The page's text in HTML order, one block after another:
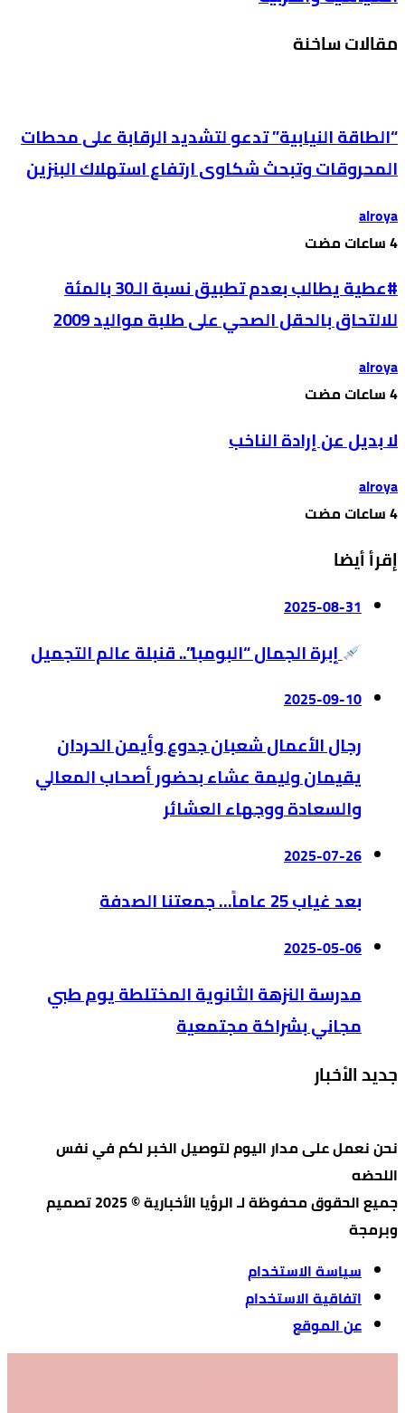
مقالات ساخنة
“الطاقة النيابية” تدعو لتشديد الرقابة على محطات
المحروقات وتبحث شكاوى ارتفاع استهلاك البنزين
alroya
#عطية يطالب بعدم تطبيق نسبة الـ30 بالمئة
للالتحاق بالحقل الصحي على طلبة مواليد 2009
alroya
لا بديل عن إرادة الناخب
alroya
إقرأ أيضا
2025-08-31
إبرة الجمال “البومبا”.. قنبلة عالم التجميل
2025-09-10
رجال الأعمال شعبان جدوع وأيمن الحردان
يقيمان وليمة عشاء بحضور أصحاب المعالي
والسعادة ووجهاء العشائر
2025-07-26
بعد غياب 25 عاماً… جمعتنا الصدفة
2025-05-06
مدرسة النزهة الثانوية المختلطة يوم طبي
مجاني بشراكة مجتمعية
جديد الأخبار
نحن نعمل على مدار اليوم لتوصيل الخبر لكم في نفس
اللحضه
جميع الحقوق محفوظة لـ الرؤيا الأخبارية © 2025 تصميم
وبرمجة
سياسة الاستخدام
اتفاقية الاستخدام
عن الموقع